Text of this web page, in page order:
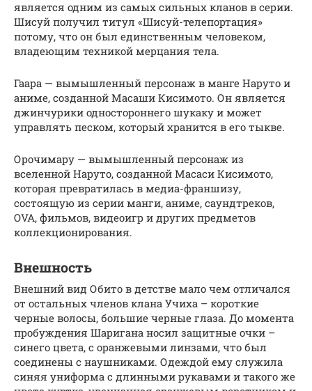
является одним из самых сильных кланов в серии.
Шисуй получил титул «Шисуй-телепортация»
потому, что он был единственным человеком,
владеющим техникой мерцания тела.
Гаара — вымышленный персонаж в манге Наруто и
аниме, созданной Масаши Кисимото. Он является
джинчурики одностороннего шукаку и может
управлять песком, который хранится в его тыкве.
Орочимару — вымышленный персонаж из
вселенной Наруто, созданной Масаси Кисимото,
которая превратилась в медиа-франшизу,
состоящую из серии манги, аниме, саундтреков,
OVA, фильмов, видеоигр и других предметов
коллекционирования.
Внешность
Внешний вид Обито в детстве мало чем отличался
от остальных членов клана Учиха – короткие
черные волосы, большие черные глаза. До момента
пробуждения Шаригана носил защитные очки –
синего цвета, с оранжевыми линзами, что был
соединены с наушниками. Одеждой ему служила
синяя униформа с длинными рукавами и такого же